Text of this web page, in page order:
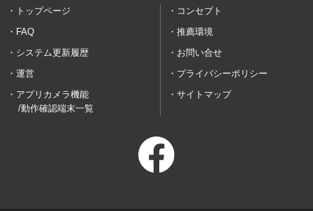
トップページ
コンセプト
FAQ
推薦環境
システム更新履歴
お問い合せ
運営
プライバシーポリシー
アプリカメラ機能
/動作確認端末一覧
サイトマップ